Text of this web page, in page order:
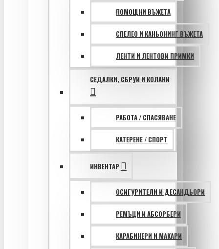
ПОМОЩНИ ВЪЖЕТА
СПЕЛЕО И КАНЬОНИНГ ВЪЖЕТА
ЛЕНТИ И ЛЕНТОВИ ПРИМКИ
СЕДАЛКИ, СБРУИ И КОЛАНИ
РАБОТА / СПАСЯВАНЕ
КАТЕРЕНЕ / СПОРТ
ИНВЕНТАР
ОСИГУРИТЕЛИ И ДЕСАНДЬОРИ
РЕМЪЦИ И АБСОРБЕРИ
КАРАБИНЕРИ И МАКАРИ